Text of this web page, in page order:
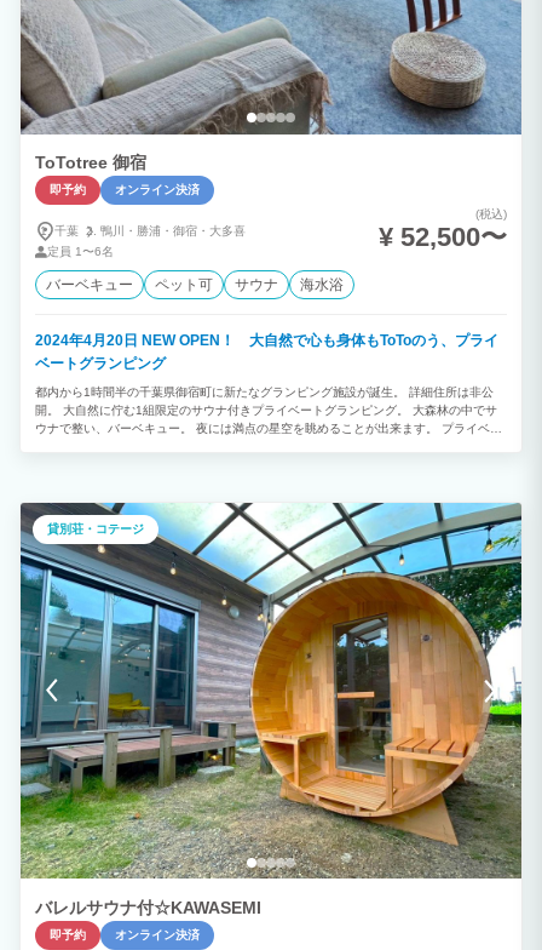
ToTotree 御宿
即予約 オンライン決済
千葉 鴨川・ 勝浦・ 御宿・ 大多喜
定員 1〜6名
(税込)
¥ 52,500〜
バーベキュー ペット可 サウナ 海水浴
2024年4月20日 NEW OPEN！ 大自然で心も身体もToToのう、プライ
ベートグランピング
都内から1時間半の千葉県御宿町に新たなグランピング施設が誕生。 詳細住所は非公
開。 大自然に佇む1組限定のサウナ付きプライベートグランピング。 大森林の中でサ
ウナで整い、バーベキュー。 夜には満点の星空を眺めることが出来ます。 プライベー
行などに最適です。 都会の喧騒から離れて、思い出の1ページを刻みます。 ☆年中無
休の屋根付きBBQ（無料）☆ バーベキュー用品をすべて無料でご用意させていただき
ます。 バーベキューグリル、網などは準備しておりますので、食材を買うだけでバー
ベキューができます。 普段味わえない野外バーベキューの魅力を一年通して楽しめま
す。 ☆バレルサウナ☆ プライベートサウナをご用意しております。 森林の中にある
グランピング場なので、鳥のさえずりを聞きながら何も気にせず整うことが出来ます。
貸別荘・コテージ
バレルサウナ付☆KAWASEMI
即予約 オンライン決済